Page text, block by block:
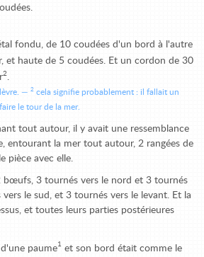
fondu, de 10 coudées d'un bord à l'autre
et haute de 5 coudées. Et un cordon de 30
2
2 cela signifie probablement : il fallait un
le tour de la mer.
tout autour, il y avait une ressemblance
entourant la mer tout autour, 2 rangées de
pièce avec elle.
bœufs, 3 tournés vers le nord et 3 tournés
le sud, et 3 tournés vers le levant. Et la
et toutes leurs parties postérieures
paume1 et son bord était comme le